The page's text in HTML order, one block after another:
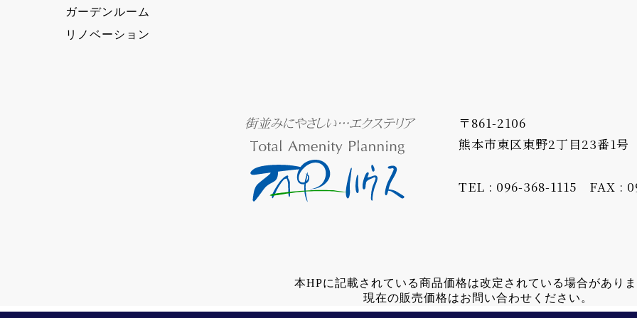
ガーデンルーム
リノベーション
〒861-2106
熊本市東区東野2丁目23番1号
TEL : 096-368-1115 FAX :
本HPに記載されている商品価格は改定されている場合があり
現在の販売価格はお問い合わせください。